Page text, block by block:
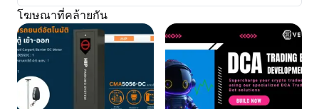
โฆษณาที่คล้ายกัน